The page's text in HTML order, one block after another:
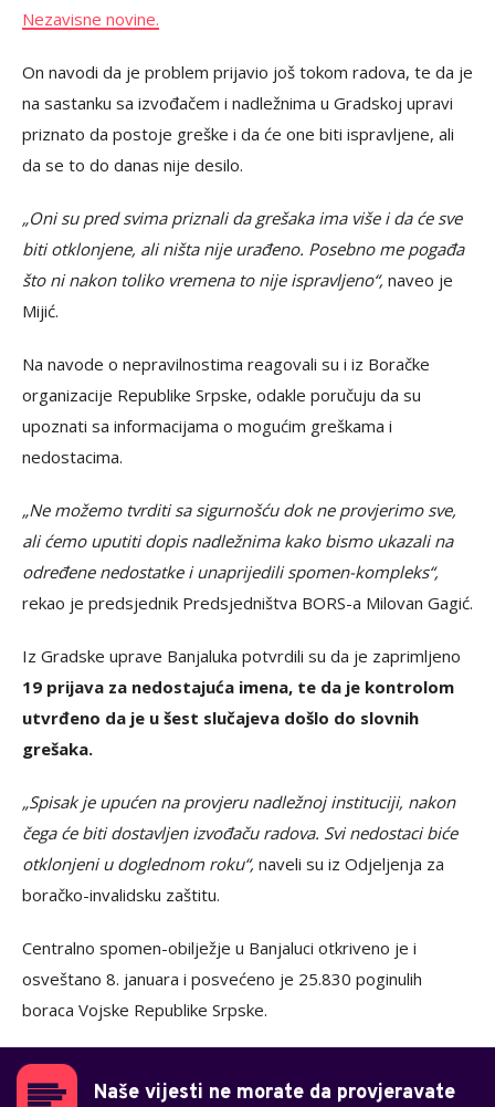
Nezavisne novine.
On navodi da je problem prijavio još tokom radova, te da je
na sastanku sa izvođačem i nadležnima u Gradskoj upravi
priznato da postoje greške i da će one biti ispravljene, ali
da se to do danas nije desilo.
„Oni su pred svima priznali da grešaka ima više i da će sve
biti otklonjene, ali ništa nije urađeno. Posebno me pogađa
što ni nakon toliko vremena to nije ispravljeno“, naveo je
Mijić.
Na navode o nepravilnostima reagovali su i iz Boračke
organizacije Republike Srpske, odakle poručuju da su
upoznati sa informacijama o mogućim greškama i
nedostacima.
„Ne možemo tvrditi sa sigurnošću dok ne provjerimo sve,
ali ćemo uputiti dopis nadležnima kako bismo ukazali na
određene nedostatke i unaprijedili spomen-kompleks“,
rekao je predsjednik Predsjedništva BORS-a Milovan Gagić.
Iz Gradske uprave Banjaluka potvrdili su da je zaprimljeno
19 prijava za nedostajuća imena, te da je kontrolom
utvrđeno da je u šest slučajeva došlo do slovnih
grešaka.
„Spisak je upućen na provjeru nadležnoj instituciji, nakon
čega će biti dostavljen izvođaču radova. Svi nedostaci biće
otklonjeni u doglednom roku“, naveli su iz Odjeljenja za
boračko-invalidsku zaštitu.
Centralno spomen-obilježje u Banjaluci otkriveno je i
osveštano 8. januara i posvećeno je 25.830 poginulih
boraca Vojske Republike Srpske.
Naše vijesti ne morate da provjeravate